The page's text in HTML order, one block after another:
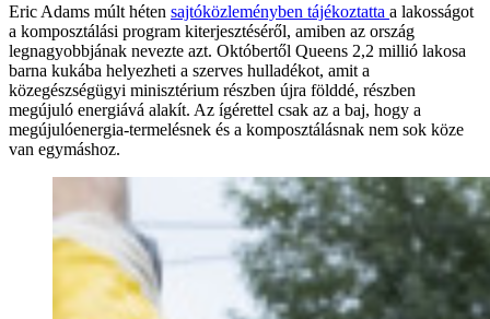
Eric Adams múlt héten sajtóközleményben tájékoztatta a lakosságot
a komposztálási program kiterjesztéséről, amiben az ország
legnagyobbjának nevezte azt. Októbertől Queens 2,2 millió lakosa
barna kukába helyezheti a szerves hulladékot, amit a
közegészségügyi minisztérium részben újra földdé, részben
megújuló energiává alakít. Az ígérettel csak az a baj, hogy a
megújulóenergia-termelésnek és a komposztálásnak nem sok köze
van egymáshoz.